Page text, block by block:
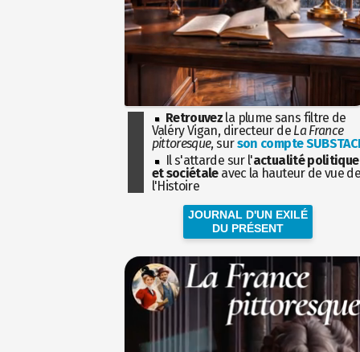
Retrouvez la plume sans filtre de
Valéry Vigan, directeur de La France
pittoresque, surson compte
Il s'attarde sur l'actualité politique
et sociétaleavec la hauteur de vue
l'Histoire
JOURNAL D'UN EXILÉ
DU PRÉSENT